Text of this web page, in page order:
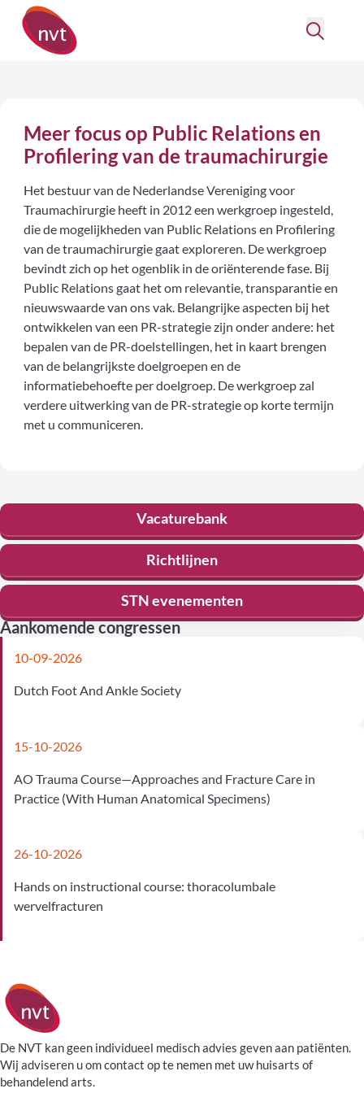
Meer focus op Public Relations en
Profilering van de traumachirurgie
Het bestuur van de Nederlandse Vereniging voor
Traumachirurgie heeft in 2012 een werkgroep ingesteld,
die de mogelijkheden van Public Relations en Profilering
van de traumachirurgie gaat exploreren. De werkgroep
bevindt zich op het ogenblik in de oriënterende fase. Bij
Public Relations gaat het om relevantie, transparantie en
nieuwswaarde van ons vak. Belangrijke aspecten bij het
ontwikkelen van een PR-strategie zijn onder andere: het
bepalen van de PR-doelstellingen, het in kaart brengen
van de belangrijkste doelgroepen en de
informatiebehoefte per doelgroep. De werkgroep zal
verdere uitwerking van de PR-strategie op korte termijn
met u communiceren.
Vacaturebank
Richtlijnen
STN evenementen
Aankomende congressen
10-09-2026
Dutch Foot And Ankle Society
15-10-2026
AO Trauma Course—Approaches and Fracture Care in
Practice (With Human Anatomical Specimens)
26-10-2026
Hands on instructional course: thoracolumbale
wervelfracturen
De NVT kan geen individueel medisch advies geven aan patiënten.
Wij adviseren u om contact op te nemen met uw huisarts of
behandelend arts.